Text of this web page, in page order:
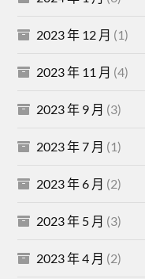
2023 年 12 月 (1)
2023 年 11 月 (4)
2023 年 9 月 (3)
2023 年 7 月 (1)
2023 年 6 月 (2)
2023 年 5 月 (3)
2023 年 4 月 (2)